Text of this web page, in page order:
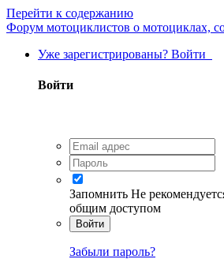
Перейти к содержанию
Форум мотоциклистов о мотоциклах,
Уже зарегистрированы? Войти
Войти
Запомнить Не
общим доступом
Войти
Забыли пароль?